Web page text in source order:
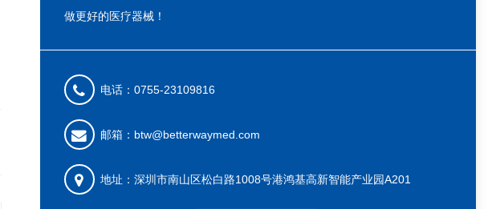
做更好的医疗器械！
电话：0755-23109816
邮箱：btw@betterwaymed.com
地址：深圳市南山区松白路1008号港鸿基高新智能产业园A201